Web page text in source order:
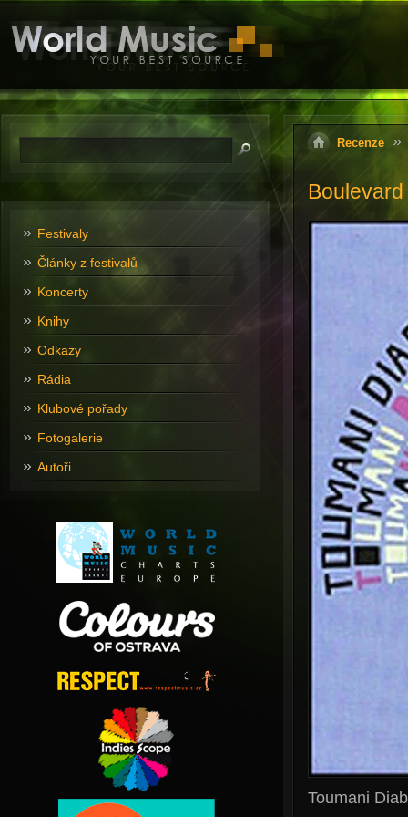
Recenze
Toumani
Festivaly
Články z festivalů
Koncerty
Knihy
Odkazy
Rádia
Klubové pořady
Fotogalerie
Autoři